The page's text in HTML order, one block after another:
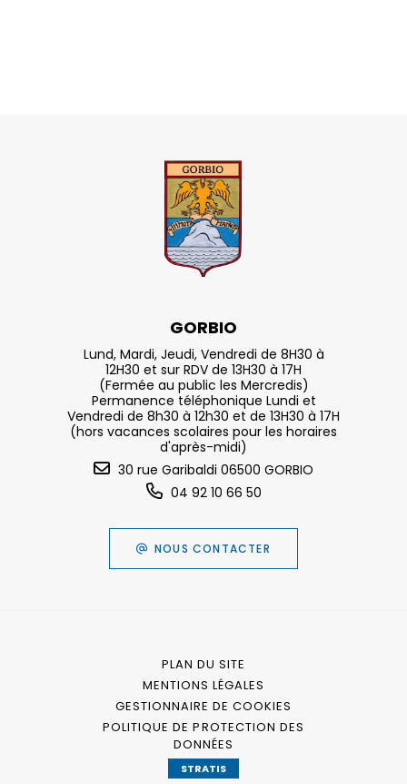
GORBIO
Lund, Mardi, Jeudi, Vendredi de 8H30 à
12H30 et sur RDV de 13H30 à 17H
(Fermée au public les Mercredis)
Permanence téléphonique Lundi et
Vendredi de 8h30 à 12h30 et de 13H30 à 17H
(hors vacances scolaires pour les horaires
d'après-midi)
30 rue Garibaldi 06500 GORBIO
04 92 10 66 50
NOUS CONTACTER
PLAN DU SITE
MENTIONS LÉGALES
GESTIONNAIRE DE COOKIES
POLITIQUE DE PROTECTION DES
DONNÉES
STRATIS